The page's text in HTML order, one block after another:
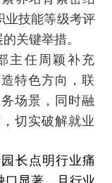
业技能等级考评
关键举措。
主任周颖补充
特色方向，联
场景，同时融
切实破解就业
长点明行业痛